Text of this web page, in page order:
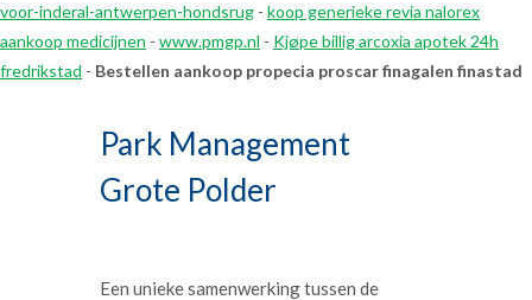
voor-inderal-antwerpen-hondsrug - koop generieke revia nalorex
aankoop medicijnen - www.pmgp.nl - Kjøpe billig arcoxia apotek 24h
fredrikstad - Bestellen aankoop propecia proscar finagalen finastad
Park Management
Grote Polder
Een unieke samenwerking tussen de